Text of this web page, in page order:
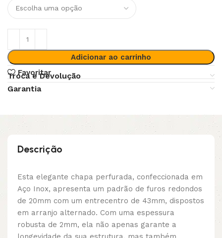
Adicionar ao carrinho
Favoritar
Troca e Devolução
Garantia
Descrição
Esta elegante chapa perfurada, confeccionada em
Aço Inox, apresenta um padrão de furos redondos
de 20mm com um entrecentro de 43mm, dispostos
em arranjo alternado. Com uma espessura
robusta de 2mm, ela não apenas garante a